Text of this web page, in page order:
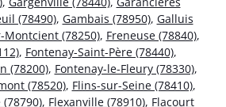
(78490), Gambais (78950), Galluis
Montcient (78250), Freneuse (78840),
, Fontenay-Saint-Père (78440),
(78200), Fontenay-le-Fleury (78330),
(78520), Flins-sur-Seine (78410),
, Flexanville (78910), Flacourt